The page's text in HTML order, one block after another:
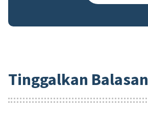
Tinggalkan Balasan